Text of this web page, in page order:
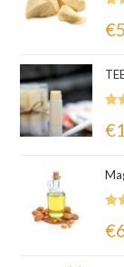
5.00
€
€
€